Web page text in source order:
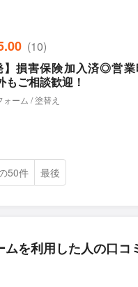
(10)
】損害保険加入済◎営
ご相談歓迎！
ーム / 塗替え
50件 最後
を利用した人の口コ